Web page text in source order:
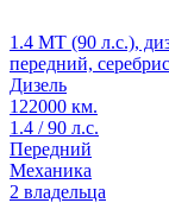
1.4 MT (90 л.с.),
передний,
Дизель
122000 км.
1.4 / 90 л.с.
Передний
Механика
2 владельца